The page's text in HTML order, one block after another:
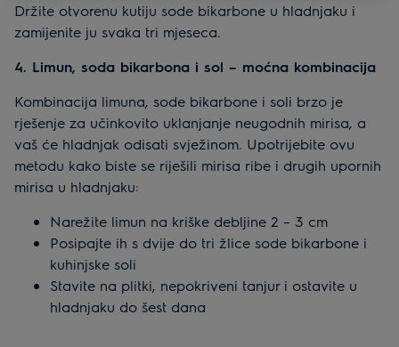
Držite otvorenu kutiju sode bikarbone u hladnjaku i
zamijenite ju svaka tri mjeseca.
4. Limun, soda bikarbona i sol – moćna kombinacija
Kombinacija limuna, sode bikarbone i soli brzo je
rješenje za učinkovito uklanjanje neugodnih mirisa, a
vaš će hladnjak odisati svježinom. Upotrijebite ovu
metodu kako biste se riješili mirisa ribe i drugih upornih
mirisa u hladnjaku:
Narežite limun na kriške debljine 2 – 3 cm
Posipajte ih s dvije do tri žlice sode bikarbone i
kuhinjske soli
Stavite na plitki, nepokriveni tanjur i ostavite u
hladnjaku do šest dana